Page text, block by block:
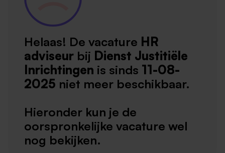
Helaas! De vacature HR
adviseur bij Dienst Justitiële
Inrichtingen is sinds 11-08-
2025 niet meer beschikbaar.
Hieronder kun je de
oorspronkelijke vacature wel
nog bekijken.